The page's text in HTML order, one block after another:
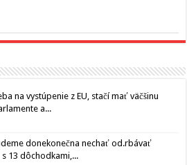
na vystúpenie z EU, stačí mať väčšinu
a...
donekonečna nechať od.rbávať
13 dôchodkami,...